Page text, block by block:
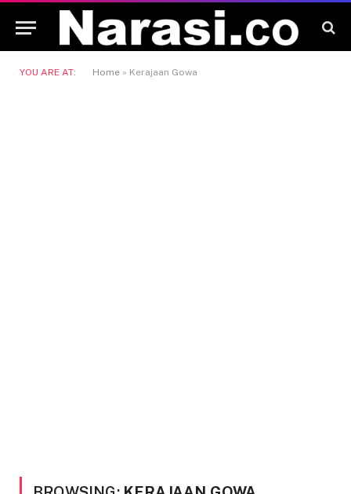
YOU ARE AT: Home » Kerajaan Gowa